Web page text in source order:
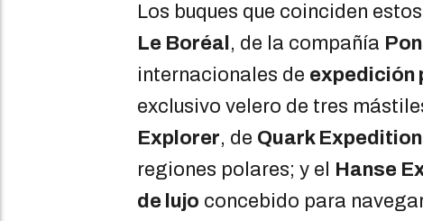
Los buques que coinciden
Le Boréal , de la compañía
internacionales de expedición
exclusivo velero de tres
Explorer, de Quark
regiones polares; y el Hanse
de lujo concebido para